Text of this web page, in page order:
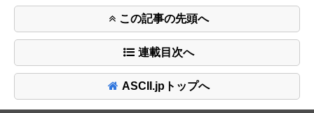
この記事の先頭へ
連載目次へ
ASCII.jpトップへ